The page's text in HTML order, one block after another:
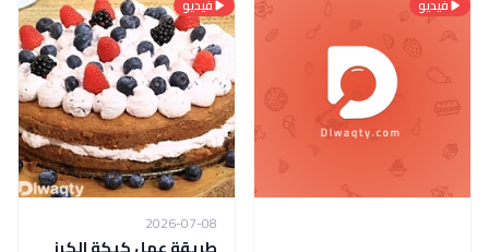
2026-07-08